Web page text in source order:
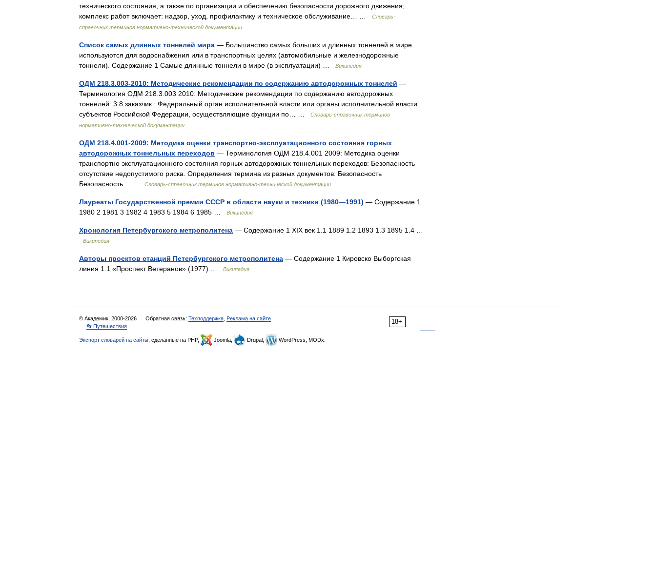
технического состояния, а также по организации и обеспечению безопасности дорожного движения;
комплекс работ включает: надзор, уход, профилактику и техническое обслуживание… …
Словарь-
справочник терминов нормативно-технической документации
Список самых длинных тоннелей мира — Большинство самых больших и длинных тоннелей в мире
используются для водоснабжения или в транспортных целях (автомобильные и железнодорожные
тоннели). Содержание 1 Самые длинные тоннели в мире (в эксплуатации) …
Википедия
ОДМ 218.3.003-2010: Методические рекомендации по содержанию автодорожных тоннелей —
Терминология ОДМ 218.3.003 2010: Методические рекомендации по содержанию автодорожных
тоннелей: 3.8 заказчик : Федеральный орган исполнительной власти или органы исполнительной власти
субъектов Российской Федерации, осуществляющие функции по… …
Словарь-справочник терминов
нормативно-технической документации
ОДМ 218.4.001-2009: Методика оценки транспортно-эксплуатационного состояния горных
автодорожных тоннельных переходов — Терминология ОДМ 218.4.001 2009: Методика оценки
транспортно эксплуатационного состояния горных автодорожных тоннельных переходов: Безопасность
отсутствие недопустимого риска. Определения термина из разных документов: Безопасность
Безопасность… …
Словарь-справочник терминов нормативно-технической документации
Лауреаты Государственной премии СССР в области науки и техники (1980—1991) — Содержание 1
1980 2 1981 3 1982 4 1983 5 1984 6 1985 …
Википедия
Хронология Петербургского метрополитена — Содержание 1 XIX век 1.1 1889 1.2 1893 1.3 1895 1.4 …
Википедия
Авторы проектов станций Петербургского метрополитена — Содержание 1 Кировско Выборгская
линия 1.1 «Проспект Ветеранов» (1977) …
Википедия
18+
© Академик, 2000-2026 Обратная связь: Техподдержка Реклама на сайте
👣 Путешествия
Экспорт словарей на сайты , сделанные на PHP, Joomla, Drupal, WordPress, MODx.